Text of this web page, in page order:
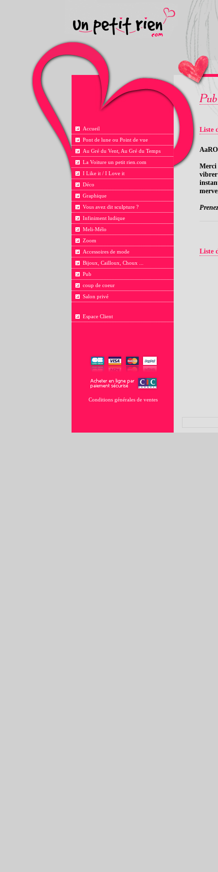
Accueil
Pont de lune ou Point de vue
Au Gré du Vent, Au Gré du Temps
La Voiture un petit rien.com
I Like it / I Love it
Déco
Graphique
Vous avez dit sculpture ?
Infiniment ludique
Meli-Mélo
Zoom
Accessoires de mode
Bijoux, Cailloux, Choux ...
Pub
coup de coeur
Salon privé
Espace Client
Conditions générales de ventes
Liste
Merci
vibrer
Liste